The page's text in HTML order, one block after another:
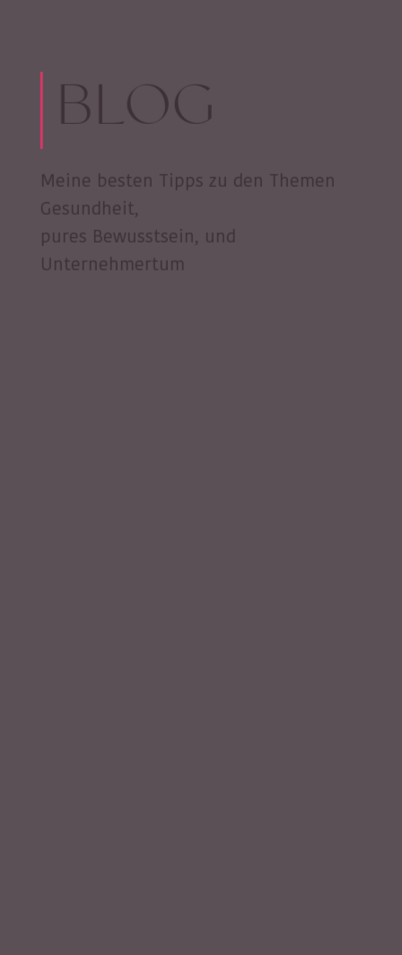
BLOG
Meine besten Tipps zu den Themen
Gesundheit,
pures Bewusstsein, und
Unternehmertum